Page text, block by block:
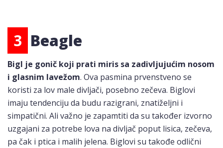
3 Beagle
Bigl je gonič koji prati miris sa zadivljujućim nosom
i glasnim lavežom. Ova pasmina prvenstveno se
koristi za lov male divljači, posebno zečeva. Biglovi
imaju tendenciju da budu razigrani, znatiželjni i
simpatični. Ali važno je zapamtiti da su također izvorno
uzgajani za potrebe lova na divljač poput lisica, zečeva,
pa čak i ptica i malih jelena. Biglovi su takođe odlični